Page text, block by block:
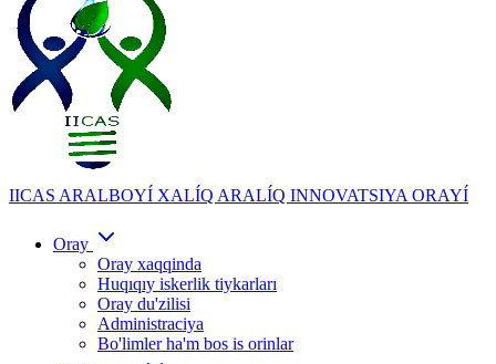
IICAS ARALBOYÍ XALÍQ ARALÍQ INNOVATSIYA ORAYÍ
Oray
Oray xaqqinda
Huqıqıy iskerlik tiykarları
Oray du'zilisi
Administraciya
Bo'limler ha'm bos is orinlar